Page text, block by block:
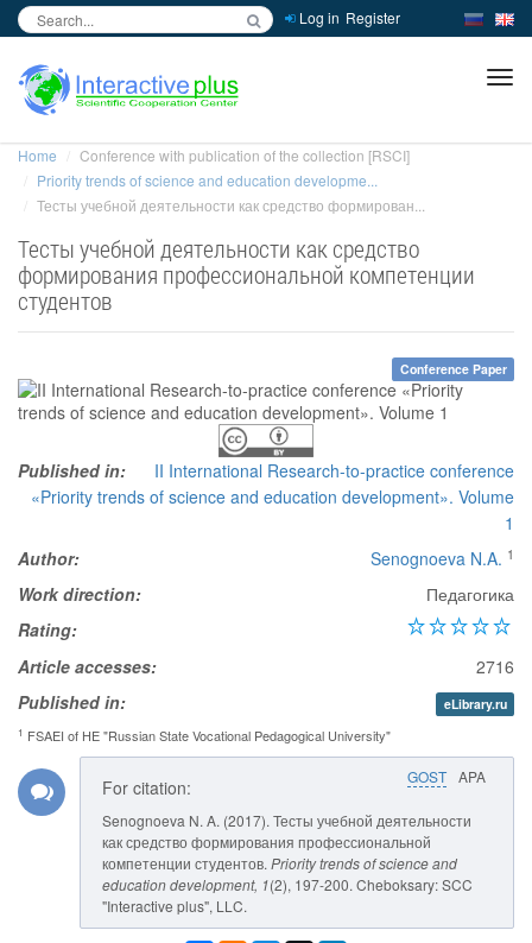
Log in Register
Home
Conference with publication of the collection [RSCI]
Priority trends of science and education developme...
Тесты учебной деятельности как средство формирован...
Тесты учебной деятельности как средство
формирования профессиональной компетенции
студентов
Conference Paper
Published in:
II International Research-to-practice conference
«Priority trends of science and education development». Volume
1
Author:
Senognoeva N.A. 1
Work direction:
Педагогика
Rating:
Article accesses:
2716
Published in:
eLibrary.ru
1 FSAEI of HE "Russian State Vocational Pedagogical University"
GOST APA
For citation:
Senognoeva N. A. (2017). Тесты учебной деятельности
как средство формирования профессиональной
компетенции студентов. Priority trends of science and
education development, 1(2), 197-200. Cheboksary: SCC
"Interactive plus", LLC.